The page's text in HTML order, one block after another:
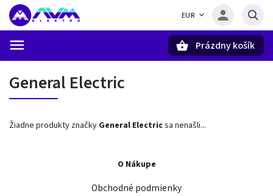
EUR
Prázdny košík
General Electric
Žiadne produkty značky General Electricsa nenašli...
O Nákupe
Obchodné podmienky